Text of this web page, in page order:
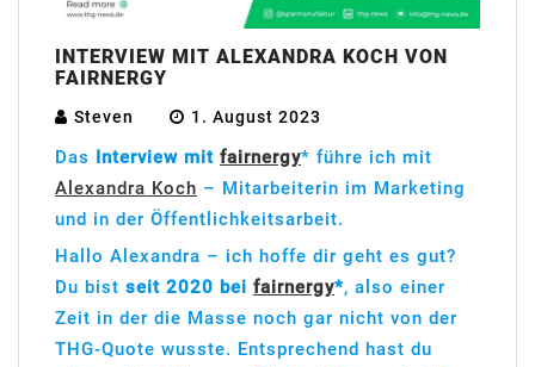
INTERVIEW MIT ALEXANDRA KOCH VON
FAIRNERGY
Steven 1. August 2023
Das Interview mit fairnergy* führe ich mit
Alexandra Koch – Mitarbeiterin im Marketing
und in der Öffentlichkeitsarbeit.
Hallo Alexandra – ich hoffe dir geht es gut?
Du bist seit 2020 bei fairnergy*, also einer
Zeit in der die Masse noch gar nicht von der
THG-Quote wusste. Entsprechend hast du